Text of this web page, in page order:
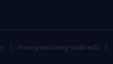
Privacyverklaring Vanbreda